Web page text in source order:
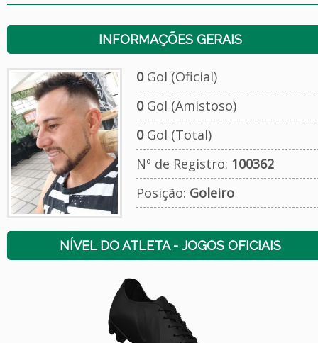
INFORMAÇÕES GERAIS
0Gol (Oficial)
0Gol (Amistoso)
0Gol (Total)
Nº de Registro: 100362
Posição: Goleiro
NÍVEL DO ATLETA - JOGOS OFICIAIS